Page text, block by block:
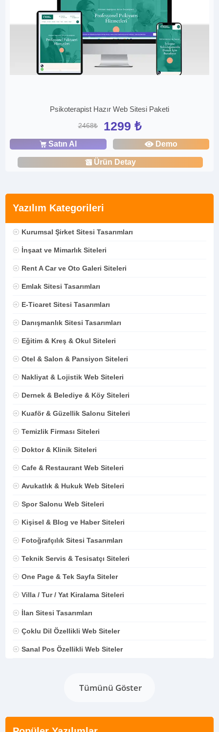
Yazılım Kategorileri
Kurumsal Şirket Sitesi Tasarımları
İnşaat ve Mimarlık Siteleri
Rent A Car ve Oto Galeri Siteleri
Emlak Sitesi Tasarımları
E-Ticaret Sitesi Tasarımları
Danışmanlık Sitesi Tasarımları
Eğitim & Kreş & Okul Siteleri
Otel & Salon & Pansiyon Siteleri
Nakliyat & Lojistik Web Siteleri
Dernek & Belediye & Köy Siteleri
Kuaför & Güzellik Salonu Siteleri
Temizlik Firması Siteleri
Doktor & Klinik Siteleri
Cafe & Restaurant Web Siteleri
Avukatlık & Hukuk Web Siteleri
Spor Salonu Web Siteleri
Kişisel & Blog ve Haber Siteleri
Fotoğrafçılık Sitesi Tasarımları
Teknik Servis & Tesisatçı Siteleri
One Page & Tek Sayfa Siteler
Villa / Tur / Yat Kiralama Siteleri
İlan Sitesi Tasarımları
Çoklu Dil Özellikli Web Siteler
Sanal Pos Özellikli Web Siteler
Tümünü Göster
Psikoterapist Hazır Web Sitesi Paketi
2468₺ 1299 ₺
Satın Al Demo
Ürün Detay